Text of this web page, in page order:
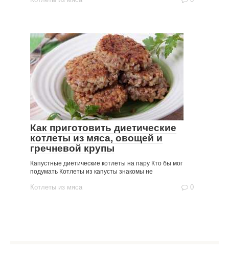
Как приготовить диетические
котлеты из мяса, овощей и
гречневой крупы
Капустные диетические котлеты на пару Кто бы мог
подумать Котлеты из капусты знакомы не
Котлеты из мяса 0